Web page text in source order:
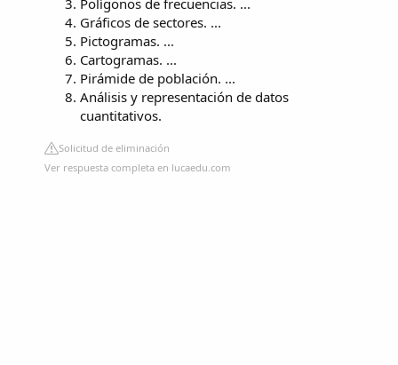
Polígonos de frecuencias. ...
Gráficos de sectores. ...
Pictogramas. ...
Cartogramas. ...
Pirámide de población. ...
Análisis y representación de datos
cuantitativos.
Solicitud de eliminación
Ver respuesta completa en lucaedu.com